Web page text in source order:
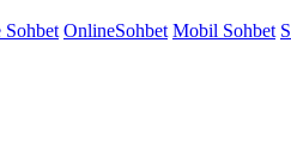
OnlineSohbet Mobil Sohbet